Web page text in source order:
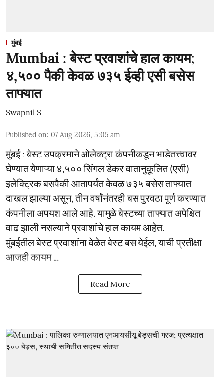
मुंबई
Mumbai : बेस्ट प्रवाशांचे हाल कायम;
४,५०० पैकी केवळ ७३५ ईव्ही एसी बसेस
ताफ्यात
Swapnil S
Published on: 07 Aug 2026, 5:05 am
मुंबई : बेस्ट उपक्रमाने ओलेक्ट्रा कंपनीकडून भाडेतत्त्वावर
घेण्यात येणाऱ्या ४,५०० सिंगल डेकर वातानुकूलित (एसी)
इलेक्ट्रिक बसपैकी आतापर्यंत केवळ ७३५ बसेस ताफ्यात
दाखल झाल्या असून, तीन वर्षांनंतरही बस पुरवठा पूर्ण करण्यात
कंपनीला अपयश आले आहे. यामुळे बेस्टच्या ताफ्यात अपेक्षित
वाढ झाली नसल्याने प्रवाशांचे हाल कायम आहेत.
मुंबईतील बेस्ट प्रवाशांना वेळेत बेस्ट बस येईल, याची प्रतीक्षा
आजही कायम ...
Read More